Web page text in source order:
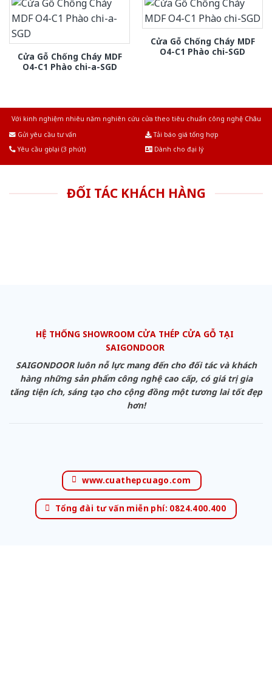
Cửa Gỗ Chống Cháy MDF
O4-C1 Phào chi-a-SGD
Cửa Gỗ Chống Cháy MDF
O4-C1 Phào chi-SGD
Với kinh nghiệm nhiêu năm nghiên cứu cửa theo tiêu chuẩn công nghệ Châu
Gửi yêu cầu tư vấn
Tải báo giá tổng hợp
Yêu cầu gọi lại (3 phút)
Dành cho đại lý
ĐỐI TÁC KHÁCH HÀNG
HỆ THỐNG SHOWROOM CỬA THÉP CỬA GỖ TẠI
SAIGONDOOR
SAIGONDOOR luôn nỗ lực mang đến cho đối tác và khách
hàng những sản phẩm công nghệ cao cấp, có giá trị gia
tăng tiện ích, sáng tạo cho cộng đồng một tương lai tốt đẹp
hơn!
www.cuathepcuago.com
Tổng đài tư vấn miễn phí: 0824.400.400